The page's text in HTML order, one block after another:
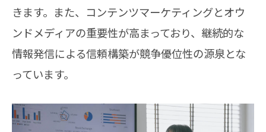
きます。また、コンテンツマーケティングとオウ
ンドメディアの重要性が高まっており、継続的な
情報発信による信頼構築が競争優位性の源泉とな
っています。